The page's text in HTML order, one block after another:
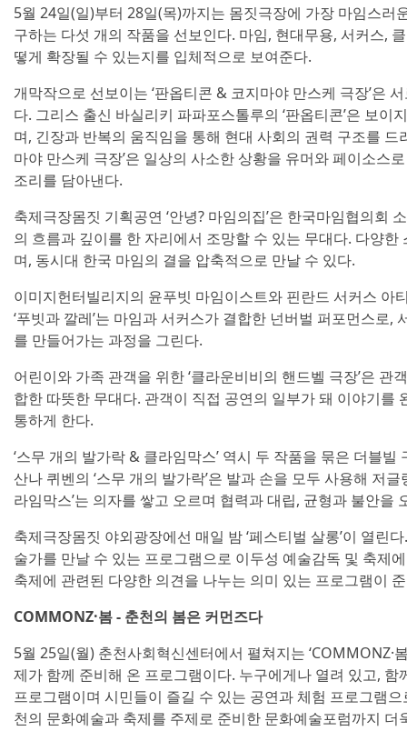
5월 24일(일)부터 28일(목)까지는 몸짓극장에 가장 마임스
구하는 다섯 개의 작품을 선보인다. 마임, 현대무용, 서커스,
떻게 확장될 수 있는지를 입체적으로 보여준다.
개막작으로 선보이는 ‘판옵티콘 & 코지마야 만스케 극장’은
다. 그리스 출신 바실리키 파파포스톨루의 ‘판옵티콘’은 보
며, 긴장과 반복의 움직임을 통해 현대 사회의 권력 구조를
마야 만스케 극장’은 일상의 사소한 상황을 유머와 페이소스
조리를 담아낸다.
축제극장몸짓 기획공연 ‘안녕? 마임의집’은 한국마임협의회
의 흐름과 깊이를 한 자리에서 조망할 수 있는 무대다. 다양
며, 동시대 한국 마임의 결을 압축적으로 만날 수 있다.
이미지헌터빌리지의 윤푸빗 마임이스트와 핀란드 서커스 아
‘푸빗과 깔레’는 마임과 서커스가 결합한 넌버벌 퍼포먼스로
를 만들어가는 과정을 그린다.
어린이와 가족 관객을 위한 ‘클라운비비의 핸드벨 극장’은
합한 따뜻한 무대다. 관객이 직접 공연의 일부가 돼 이야기를
통하게 한다.
‘스무 개의 발가락 & 클라임막스’ 역시 두 작품을 묶은 더블
산나 퀴벤의 ‘스무 개의 발가락’은 발과 손을 모두 사용해 저
라임막스’는 의자를 쌓고 오르며 협력과 대립, 균형과 불안
축제극장몸짓 야외광장에선 매일 밤 ‘페스티벌 살롱’이 열린
술가를 만날 수 있는 프로그램으로 이두성 예술감독 및 축제
축제에 관련된 다양한 의견을 나누는 의미 있는 프로그램이
COMMONZ·봄 - 춘천의 봄은 커먼즈다
5월 25일(월) 춘천사회혁신센터에서 펼쳐지는 ‘COMMONZ·
제가 함께 준비해 온 프로그램이다. 누구에게나 열려 있고,
프로그램이며 시민들이 즐길 수 있는 공연과 체험 프로그램
천의 문화예술과 축제를 주제로 준비한 문화예술포럼까지